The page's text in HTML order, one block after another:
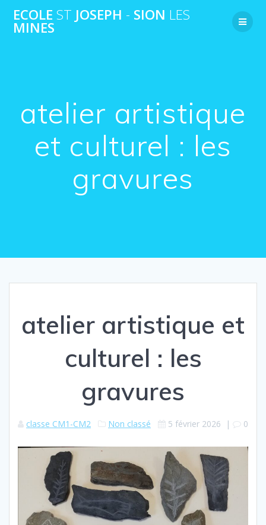
au
ECOLE ST JOSEPH - SION LES
MINES
atelier artistique
et culturel : les
gravures
atelier artistique et
culturel : les
gravures
classe CM1-CM2 Non classé 5 février 2026 | 0